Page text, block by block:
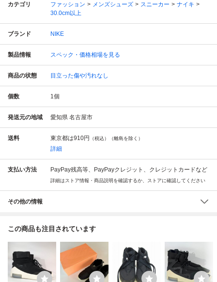
カテゴリ ファッション メンズシューズ スニーカー
ナイキ
30.0cm以上
ブランド NIKE
製品情報 スペック・価格相場を見る
商品の状態 目立った傷や汚れなし
個数 1個
発送元の地域 愛知県 名古屋市
送料 東京都は910円 （税込）（離島を除く）
詳細
支払い方法 PayPay残高等、PayPayクレジット、クレジットカードなど
詳細はストア情報・商品説明を確認するか、ストアに確認してください
その他の情報
この商品も注目されています